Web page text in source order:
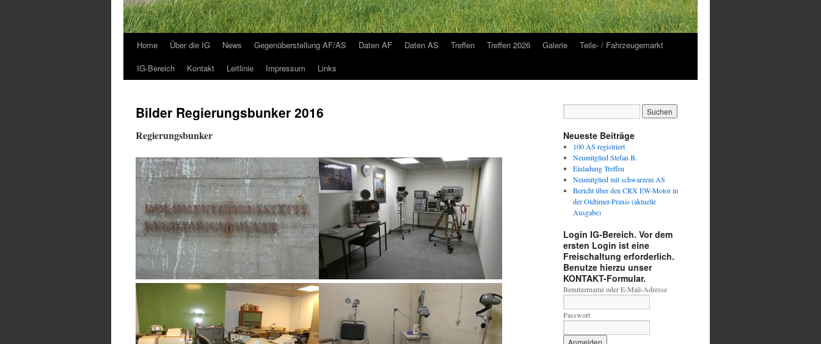
Home Über die IG News Gegenüberstellung AF/AS Daten AF Daten AS Treffen Treffen 2026 Galerie
Teile- / Fahrzeugemarkt
IG-Bereich
Kontakt Leitlinie Impressum Links
Bilder Regierungsbunker 2016
Regierungsbunker Neueste Beiträge
100 AS registriert
Neumitglied Stefan B.
Einladung Treffen
Neumitglied mit schwarzem AS
Bericht über den CRX EW-Motor in
der Oldtimer-Praxis (aktuelle
Ausgabe)
Login IG-Bereich. Vor dem
ersten Login ist eine
Freischaltung erforderlich.
Benutze hierzu unser
KONTAKT-Formular.
Benutzername oder E-Mail-Adresse
Passwort